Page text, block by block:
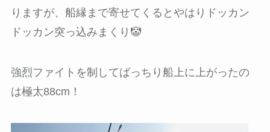
りますが、船縁まで寄せてくるとやはりドッカン
ドッカン突っ込みまくり🤡
強烈ファイトを制してばっちり船上に上がったの
は極太88cm！